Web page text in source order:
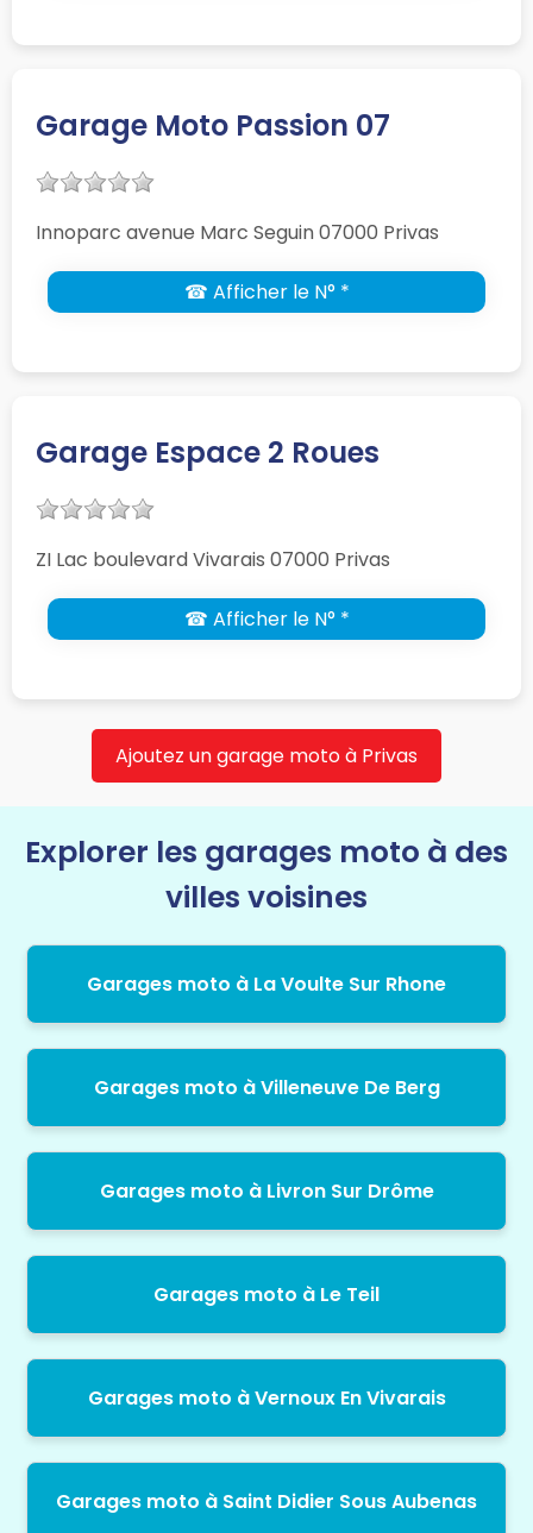
Garage Moto Passion 07
Innoparc avenue Marc Seguin 07000 Privas
☎ Afficher le N° *
Garage Espace 2 Roues
ZI Lac boulevard Vivarais 07000 Privas
☎ Afficher le N° *
Ajoutez un garage moto à Privas
Explorer les garages moto à des
villes voisines
Garages moto à La Voulte Sur Rhone
Garages moto à Villeneuve De Berg
Garages moto à Livron Sur Drôme
Garages moto à Le Teil
Garages moto à Vernoux En Vivarais
Garages moto à Saint Didier Sous Aubenas